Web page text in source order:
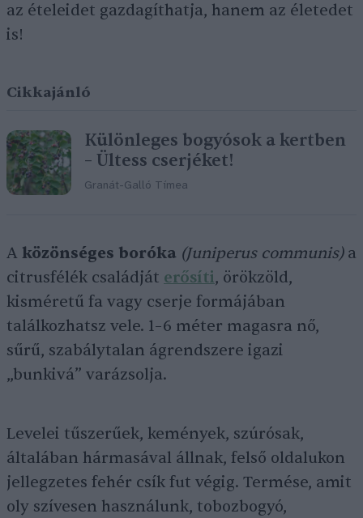
az ételeidet gazdagíthatja, hanem az életedet
is!
Cikkajánló
Különleges bogyósok a kertben
– Ültess cserjéket!
Granát-Galló Tímea
A közönséges boróka (Juniperus communis) a
citrusfélék családját erősíti, örökzöld,
kisméretű fa vagy cserje formájában
találkozhatsz vele. 1–6 méter magasra nő,
sűrű, szabálytalan ágrendszere igazi
„bunkivá” varázsolja.
Levelei tűszerűek, kemények, szúrósak,
általában hármasával állnak, felső oldalukon
jellegzetes fehér csík fut végig. Termése, amit
oly szívesen használunk, tobozbogyó,